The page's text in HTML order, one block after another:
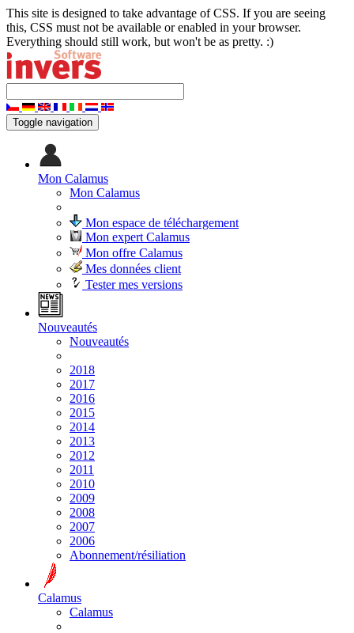
This site is designed to take advantage of CSS. If you are seeing
this, CSS must not be available or enabled in your browser.
Everything should still work, but won't be as pretty. :)
Toggle navigation
Mon Calamus
Mon Calamus
Mon espace de téléchargement
Mon expert Calamus
Mon offre Calamus
Mes données client
Tester mes versions
Nouveautés
Nouveautés
2018
2017
2016
2015
2014
2013
2012
2011
2010
2009
2008
2007
2006
Abonnement/résiliation
Calamus
Calamus